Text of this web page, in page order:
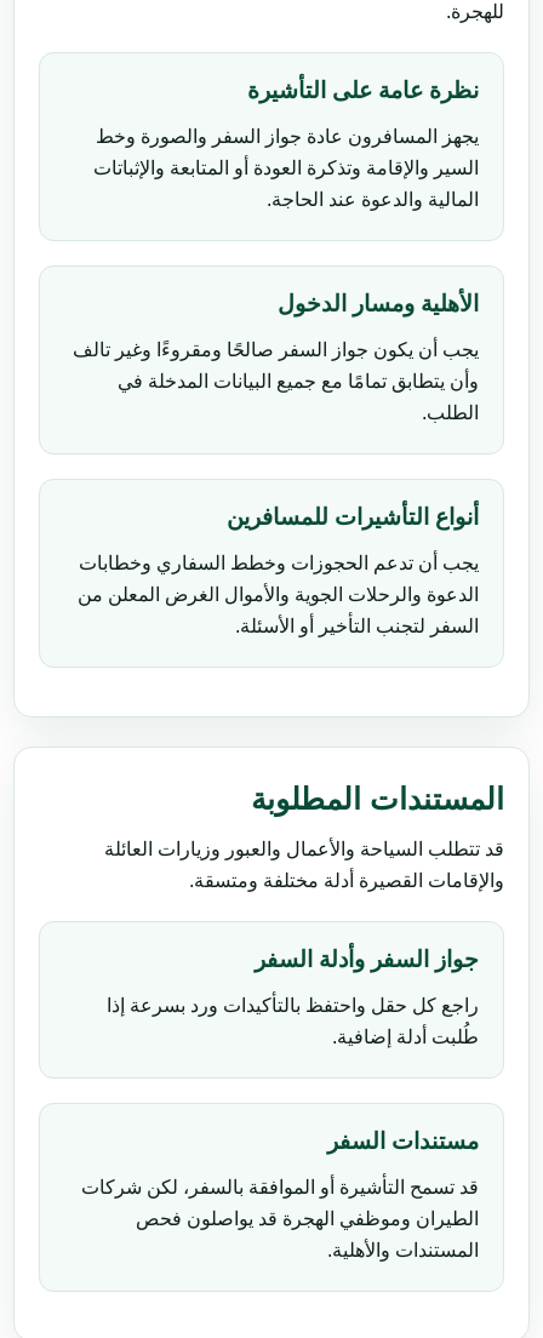
للهجرة.
نظرة عامة على التأشيرة
يجهز المسافرون عادة جواز السفر والصورة وخط
السير والإقامة وتذكرة العودة أو المتابعة والإثباتات
المالية والدعوة عند الحاجة.
الأهلية ومسار الدخول
يجب أن يكون جواز السفر صالحًا ومقروءًا وغير تالف
وأن يتطابق تمامًا مع جميع البيانات المدخلة في
الطلب.
أنواع التأشيرات للمسافرين
يجب أن تدعم الحجوزات وخطط السفاري وخطابات
الدعوة والرحلات الجوية والأموال الغرض المعلن من
السفر لتجنب التأخير أو الأسئلة.
المستندات المطلوبة
قد تتطلب السياحة والأعمال والعبور وزيارات العائلة
والإقامات القصيرة أدلة مختلفة ومتسقة.
جواز السفر وأدلة السفر
راجع كل حقل واحتفظ بالتأكيدات ورد بسرعة إذا
طُلبت أدلة إضافية.
مستندات السفر
قد تسمح التأشيرة أو الموافقة بالسفر، لكن شركات
الطيران وموظفي الهجرة قد يواصلون فحص
المستندات والأهلية.